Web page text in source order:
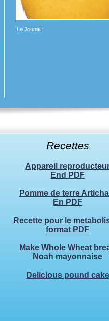
Le Jounal :
Recettes
Appareil
End PDF
Pomme de terre
En PDF
Recette pour le
format PDF
Make Whole Wheat
Noah mayonnaise
Delicious pound cake